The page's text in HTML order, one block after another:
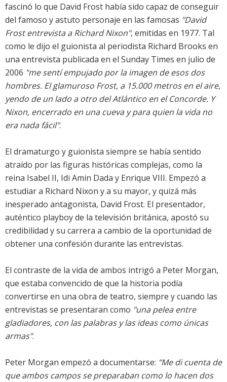
fascinó lo que David Frost había sido capaz de conseguir
del famoso y astuto personaje en las famosas "David
Frost entrevista a Richard Nixon", emitidas en 1977. Tal
como le dijo el guionista al periodista Richard Brooks en
una entrevista publicada en el Sunday Times en julio de
2006 "me sentí empujado por la imagen de esos dos
hombres. El glamuroso Frost, a 15.000 metros en el aire,
yendo de un lado a otro del Atlántico en el Concorde. Y
Nixon, encerrado en una cueva y para quien la vida no
era nada fácil".
El dramaturgo y guionista siempre se había sentido
atraído por las figuras históricas complejas, como la
reina Isabel II, Idi Amin Dada y Enrique VIII. Empezó a
estudiar a Richard Nixon y a su mayor, y quizá más
inesperado antagonista, David Frost. El presentador,
auténtico playboy de la televisión británica, apostó su
credibilidad y su carrera a cambio de la oportunidad de
obtener una confesión durante las entrevistas.
El contraste de la vida de ambos intrigó a Peter Morgan,
que estaba convencido de que la historia podía
convertirse en una obra de teatro, siempre y cuando las
entrevistas se presentaran como "una pelea entre
gladiadores, con las palabras y las ideas como únicas
armas".
Peter Morgan empezó a documentarse: "Me di cuenta de
que ambos campos se preparaban como lo hacen dos